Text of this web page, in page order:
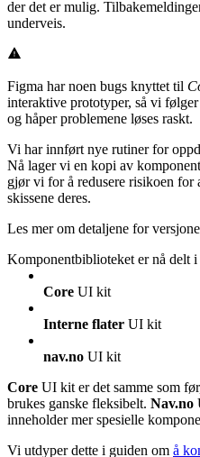
der det er mulig.
underveis.
Figma har noen bugs knyttet til
interaktive prototyper, så vi
og håper problemene løses raskt.
Vi har innført nye rutiner for
Nå lager vi en kopi av
gjør vi for å redusere risikoen for
skissene deres.
Les mer om detaljene for
Komponentbiblioteket er nå delt
Core UI kit
Interne flater UI kit
nav.no UI kit
Core UI kit er det samme som
brukes ganske fleksibelt. Nav.no
inneholder mer spesielle
Vi utdyper dette i guiden om å